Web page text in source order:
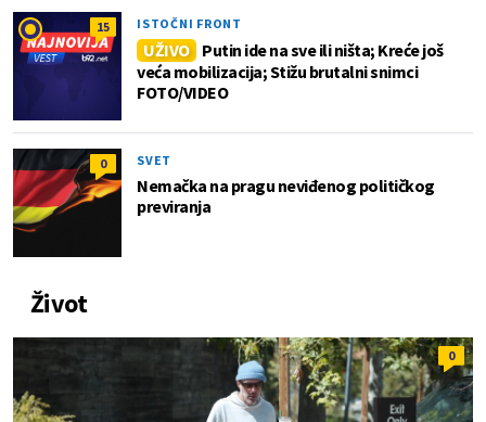
15 ISTOČNI FRONT
UŽIVO
Putin ide na sve ili ništa; Kreće još
veća mobilizacija; Stižu brutalni snimci
FOTO/VIDEO
0 SVET
Nemačka na pragu neviđenog političkog
previranja
Život
0